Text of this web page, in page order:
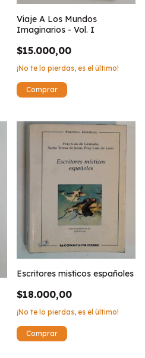
Viaje A Los Mundos
Imaginarios - Vol. I
$15.000,00
¡No te lo pierdas, es el último!
Escritores misticos españoles
$18.000,00
¡No te lo pierdas, es el último!